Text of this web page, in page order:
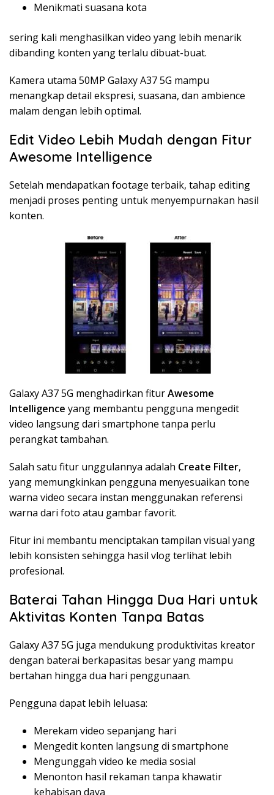
Menikmati suasana kota
sering kali menghasilkan video yang lebih menarik
dibanding konten yang terlalu dibuat-buat.
Kamera utama 50MP Galaxy A37 5G mampu
menangkap detail ekspresi, suasana, dan ambience
malam dengan lebih optimal.
Edit Video Lebih Mudah dengan Fitur
Awesome Intelligence
Setelah mendapatkan footage terbaik, tahap editing
menjadi proses penting untuk menyempurnakan hasil
konten.
Galaxy A37 5G menghadirkan fiturAwesome
Intelligence yang membantu pengguna mengedit
video langsung dari smartphone tanpa perlu
perangkat tambahan.
Salah satu fitur unggulannya adalah Create Filter,
yang memungkinkan pengguna menyesuaikan tone
warna video secara instan menggunakan referensi
warna dari foto atau gambar favorit.
Fitur ini membantu menciptakan tampilan visual yang
lebih konsisten sehingga hasil vlog terlihat lebih
profesional.
Baterai Tahan Hingga Dua Hari untuk
Aktivitas Konten Tanpa Batas
Galaxy A37 5G juga mendukung produktivitas kreator
dengan baterai berkapasitas besar yang mampu
bertahan hingga dua hari penggunaan.
Pengguna dapat lebih leluasa:
Merekam video sepanjang hari
Mengedit konten langsung di smartphone
Mengunggah video ke media sosial
Menonton hasil rekaman tanpa khawatir
kehabisan daya